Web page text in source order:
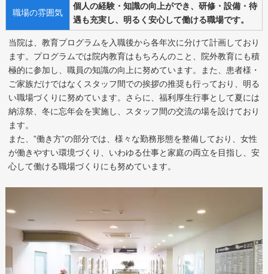
職場の雰囲気
個人の経験・知識の向上ができ、研修・設備・待
遇も充実し、明るく安心して働ける職場です。
当院は、教育プログラムを入職後から各年次に分けて計画しており
ます。プログラムでは院内教育はもちろんのこと、院外教育にも積
極的に参加し、職員の知識の向上に努めています。また、患者様・
ご家族だけではなくスタッフ間での挨拶の推奨も行っており、明る
い職場づくりに努めています。さらに、福利厚生行事として夏には
納涼祭、冬に忘年会を実施し、スタッフ間の交流の場を設けており
ます。
また、”働き方”の部分では、様々な勤務形態を整備しており、女性
が働きやすい環境づくり、いわゆる仕事と家庭の両立を目指し、安
心して働ける職場づくりにも努めています。